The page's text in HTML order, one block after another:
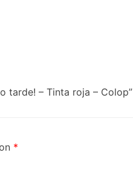
tarde! – Tinta roja – Colop”
*